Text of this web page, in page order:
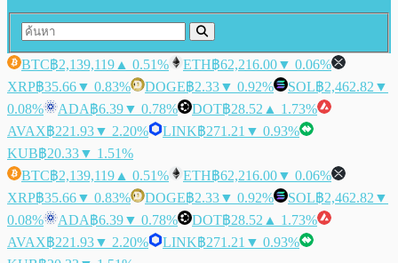
BTC฿2,139,119 ▲ 0.51% ETH฿62,216.00▼ 0.06%
XRP฿35.66▼ 0.83% DOGE฿2.33▼ 0.92% SOL฿2,462.82 ▼
0.08%
ADA฿6.39▼ 0.78% DOT฿28.52 ▲ 1.73%
AVAX฿221.93▼ 2.20% LINK฿271.21 ▼ 0.93%
KUB฿20.33▼ 1.51%
BTC฿2,139,119 ▲ 0.51% ETH฿62,216.00▼ 0.06%
XRP฿35.66▼ 0.83% DOGE฿2.33▼ 0.92% SOL฿2,462.82 ▼
0.08%
ADA฿6.39▼ 0.78% DOT฿28.52 ▲ 1.73%
AVAX฿221.93▼ 2.20% LINK฿271.21 ▼ 0.93%